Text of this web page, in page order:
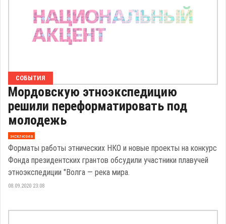
СОБЫТИЯ
Мордовскую этноэкспедицию
решили переформатировать под
молодежь
эксклюзив
Форматы работы этнических НКО и новые проекты на конкурс
Фонда президентских грантов обсудили участники плавучей
этноэкспедиции "Волга — река мира.
08.09.2020 23:08